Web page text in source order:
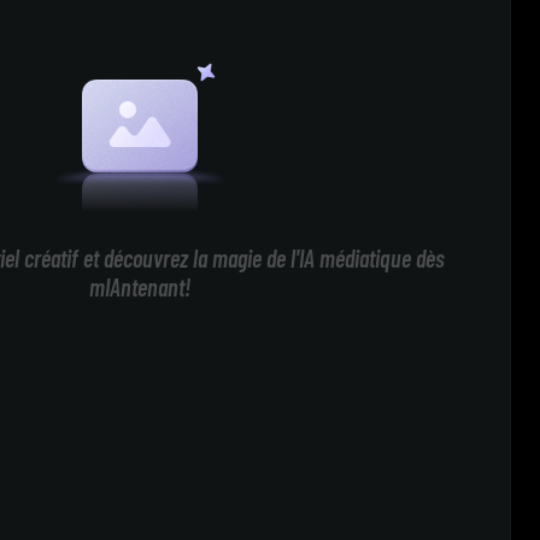
créatif et découvrez la magie de l'IA médiatique dès
mIAntenant!